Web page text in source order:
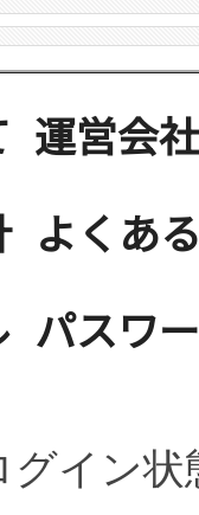
運営会社
よくあ
パスワ
グイン